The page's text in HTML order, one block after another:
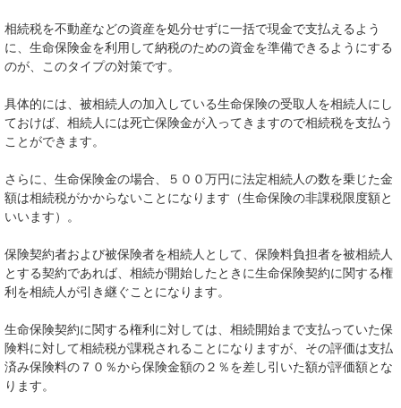
相続税を不動産などの資産を処分せずに一括で現金で支払えるよう
に、生命保険金を利用して納税のための資金を準備できるようにする
のが、このタイプの対策です。
具体的には、被相続人の加入している生命保険の受取人を相続人にし
ておけば、相続人には死亡保険金が入ってきますので相続税を支払う
ことができます。
さらに、生命保険金の場合、５００万円に法定相続人の数を乗じた金
額は相続税がかからないことになります（生命保険の非課税限度額と
いいます）。
保険契約者および被保険者を相続人として、保険料負担者を被相続人
とする契約であれば、相続が開始したときに生命保険契約に関する権
利を相続人が引き継ぐことになります。
生命保険契約に関する権利に対しては、相続開始まで支払っていた保
険料に対して相続税が課税されることになりますが、その評価は支払
済み保険料の７０％から保険金額の２％を差し引いた額が評価額とな
ります。